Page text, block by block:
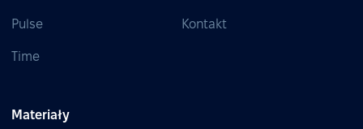
Pulse
Time
Kontakt
Materiały